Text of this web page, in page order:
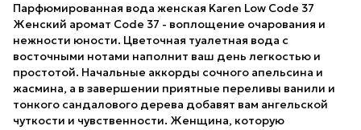
Парфюмированная вода женская Karen Low Code 37
Женский аромат Code 37 - воплощение очарования и
нежности юности. Цветочная туалетная вода с
восточными нотами наполнит ваш день легкостью и
простотой. Начальные аккорды сочного апельсина и
жасмина, а в завершении приятные переливы ванили и
тонкого сандалового дерева добавят вам ангельской
чуткости и чувственности. Женщина, которую